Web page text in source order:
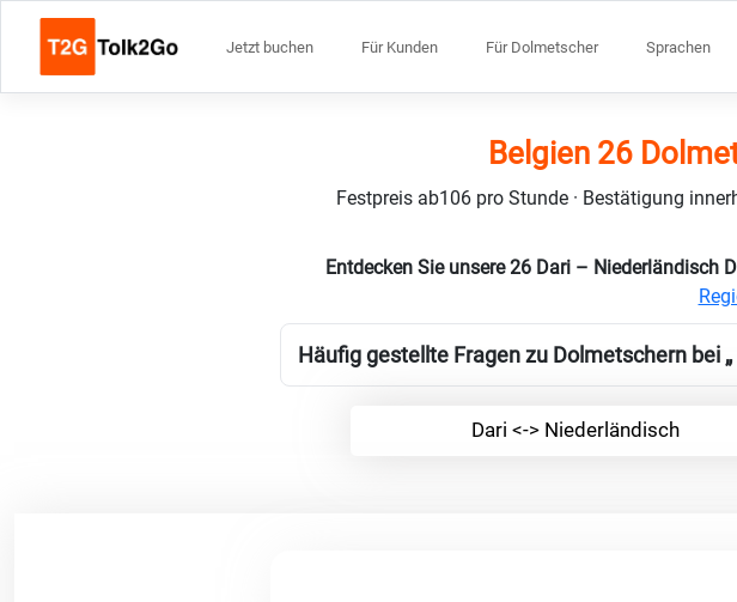
Jetzt buchen Für Kunden Für Dolmetscher Sprachen
Belgien 26
Festpreis ab106 pro Stunde · Bestätigung
Entdecken Sie unsere 26 Dari – Niederländisch
Häufig gestellte Fragen zu Dolmetschern bei
Dari <-> Niederländisch